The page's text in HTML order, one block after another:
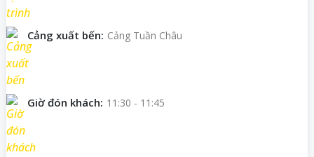
Cảng xuất bến: Cảng Tuần Châu
Giờ đón khách: 11:30 - 11:45